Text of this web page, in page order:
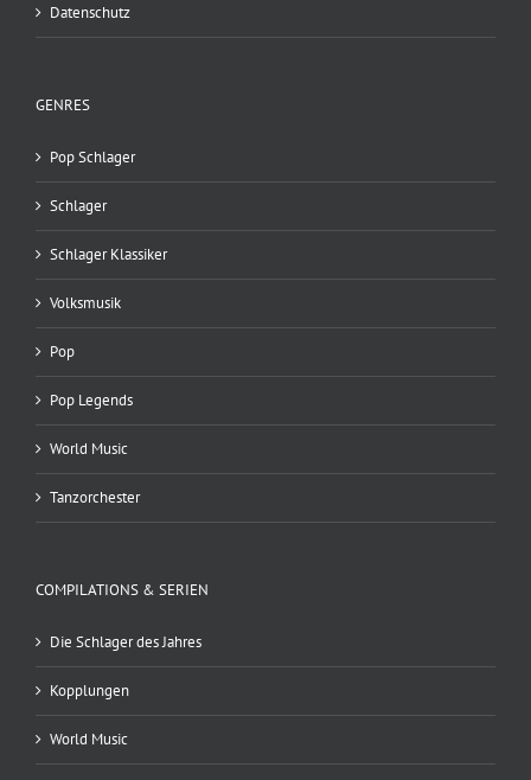
Datenschutz
GENRES
Pop Schlager
Schlager
Schlager Klassiker
Volksmusik
Pop
Pop Legends
World Music
Tanzorchester
COMPILATIONS & SERIEN
Die Schlager des Jahres
Kopplungen
World Music